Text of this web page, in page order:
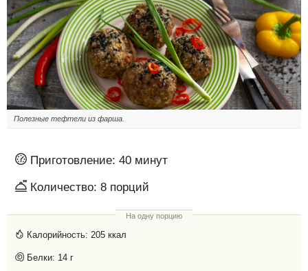
Полезные тефтели из фарша.
Приготовление: 40 минут
Количество: 8 порций
На одну порцию
Калорийность: 205 ккал
Белки: 14 г